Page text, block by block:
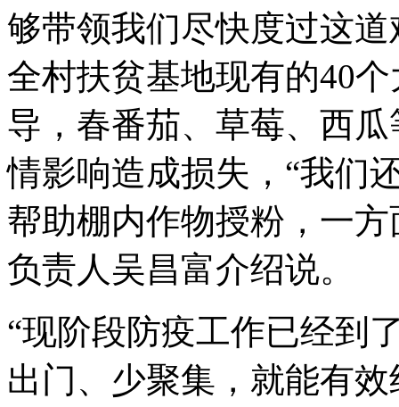
够带领我们尽快度过这
全村扶贫基地现有的40
导，春番茄、草莓、西
情影响造成损失，“我们
帮助棚内作物授粉，一
负责人吴昌富介绍说。
“现阶段防疫工作已经到
出门、少聚集，就能有